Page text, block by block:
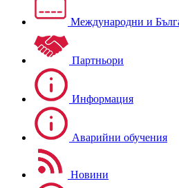
Международни и
Партньори
Информация
Аварийни обучения
Новини